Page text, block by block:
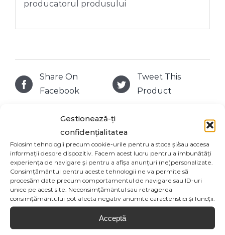
Gestionează-ți
confidențialitatea
Folosim tehnologii precum cookie-urile pentru a stoca și/sau accesa
informații despre dispozitiv. Facem acest lucru pentru a îmbunătăți
experiența de navigare și pentru a afișa anunțuri (ne)personalizate.
Consimțământul pentru aceste tehnologii ne va permite să
procesăm date precum comportamentul de navigare sau ID-uri
unice pe acest site. Neconsimțământul sau retragerea
consimțământului pot afecta negativ anumite caracteristici și funcții.
Acceptă
producatorul produsului
Share On
Facebook
Tweet This
Product
Pin This Product
Produse similare